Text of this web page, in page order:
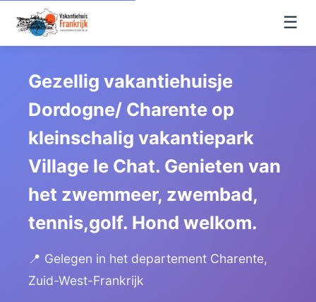
☰
Gezellig vakantiehuisje
Dordogne/ Charente op
kleinschalig vakantiepark
Village le Chat. Genieten van
het zwemmeer, zwembad,
tennis,golf. Hond welkom.
📍 Gelegen in het departement Charente,
Zuid-West-Frankrijk